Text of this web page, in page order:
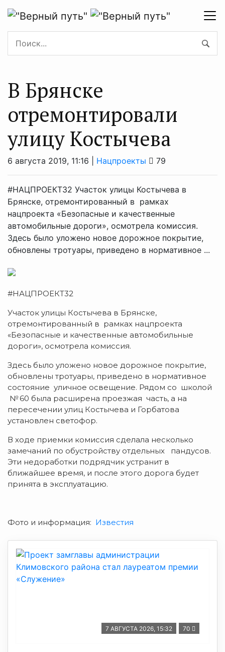
В Брянске
отремонтировали
улицу Костычева
6 августа 2019, 11:16 | Нацпроекты 79
#НАЦПРОЕКТ32 Участок улицы Костычева в
Брянске, отремонтированный в рамках
нацпроекта «Безопасные и качественные
автомобильные дороги», осмотрела комиссия.
Здесь было уложено новое дорожное покрытие,
обновлены тротуары, приведено в нормативное ...
#НАЦПРОЕКТ32
Участок улицы Костычева в Брянске,
отремонтированный в рамках нацпроекта
«Безопасные и качественные автомобильные
дороги», осмотрела комиссия.
Здесь было уложено новое дорожное покрытие,
обновлены тротуары, приведено в нормативное
состояние уличное освещение. Рядом со школой
№ 60 была расширена проезжая часть, а на
пересечении улиц Костычева и Горбатова
установлен светофор.
В ходе приемки комиссия сделала несколько
замечаний по обустройству отдельных пандусов.
Эти недоработки подрядчик устранит в
ближайшее время, и после этого дорога будет
принята в эксплуатацию.
Фото и информация: Известия
7 АВГУСТА 2026, 15:32 70